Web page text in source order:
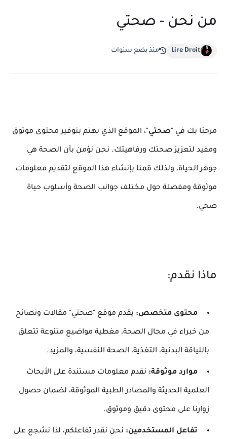
من نحن - صحتي
Lire Droit منذ بضع سنوات
مرحبًا بك في "صحتي"، الموقع الذي يهتم بتوفير محتوى موثوق
ومفيد لتعزيز صحتك ورفاهيتك. نحن نؤمن بأن الصحة هي
جوهر الحياة، ولذلك قمنا بإنشاء هذا الموقع لتقديم معلومات
موثوقة ومفصلة حول مختلف جوانب الصحة وأسلوب حياة
صحي.
ماذا نقدم:
محتوى متخصص: يقدم موقع "صحتي" مقالات ونصائح
من خبراء في مجال الصحة، مغطية مواضيع متنوعة تتعلق
باللياقة البدنية، التغذية، الصحة النفسية، والمزيد.
موارد موثوقة: نقدم معلومات مستندة على الأبحاث
العلمية الحديثة والمصادر الطبية الموثوقة، لضمان حصول
زوارنا على محتوى دقيق وموثوق.
تفاعل المستخدمين: نحن نقدر تفاعلكم، لذا نشجع على